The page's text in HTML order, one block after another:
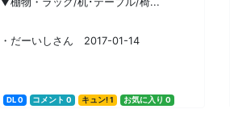
・だーいしさん 2017-01-14
DL 0 コメント 0 キュン! 1 お気に入り 0